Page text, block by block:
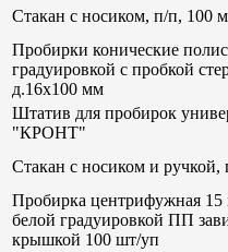
Стакан с носиком, п/п, 100
Пробирки конические
градуировкой с пробкой
д.16х100 мм
Штатив для пробирок
"КРОНТ"
Стакан с носиком и ручкой,
Пробирка центрифужная 15
белой градуировкой ПП
крышкой 100 шт/уп